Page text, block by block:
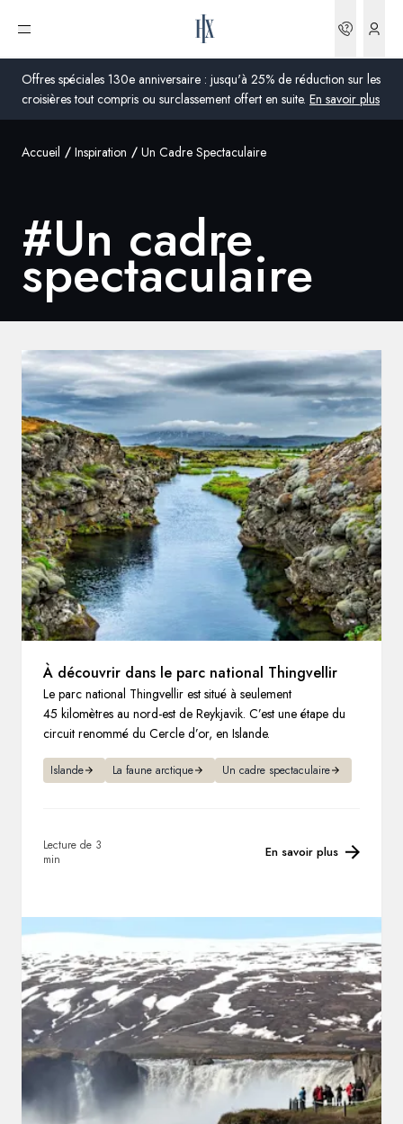
Offres spéciales 130e anniversaire : jusqu'à 25% de réduction sur les
croisières tout compris ou surclassement offert en suite. En savoir plus
Ouvrir le menu
France
Royaume-Uni
États-Unis
Allemagne
Suisse
France
Suède
Danemark
Norvège
Global
Accueil Inspiration Un Cadre Spectaculaire
#Un cadre
spectaculaire
À découvrir dans le parc national Thingvellir
Le parc national Thingvellir est situé à seulement
45 kilomètres au nord-est de Reykjavik. C’est une étape du
circuit renommé du Cercle d’or, en Islande.
Islande La faune arctique Un cadre spectaculaire
Lecture de 3
min
En savoir plus